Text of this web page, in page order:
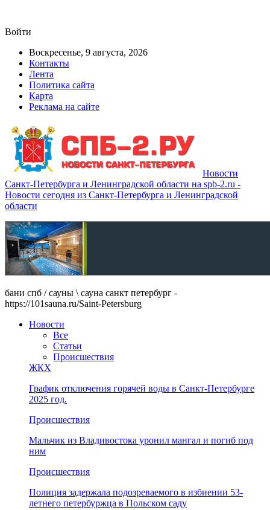
Войти
Воскресенье, 9 августа, 2026
Контакты
Лента
Политика сайта
Карта
Реклама на сайте
Новости
Санкт-Петербурга и Ленинградской области на spb-2.ru -
Новости сегодня из Санкт-Петербурга и Ленинградской
области
бани спб / сауны \ сауна санкт петербург -
https://101sauna.ru/Saint-Petersburg
Новости
Все
Статьи
Происшествия
ЖКХ
График отключения горячей воды в Санкт-Петербурге
2025 год.
Происшествия
Мальчик из Владивостока уронил мангал и погиб под
ним
Происшествия
Полиция задержала подозреваемого в избиении 53-
летнего петербуржца в Польском саду